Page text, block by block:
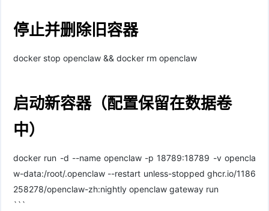
停止并删除旧容器
docker stop openclaw && docker rm openclaw
启动新容器（配置保留在数据卷
中）
docker run -d --name openclaw -p 18789:18789 -v opencla
w-data:/root/.openclaw --restart unless-stopped ghcr.io/1186
258278/openclaw-zh:nightly openclaw gateway run
```